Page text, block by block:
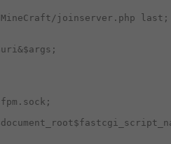
joinserver.php last;